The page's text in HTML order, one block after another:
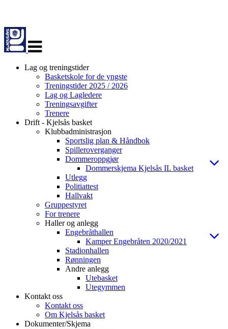
navigasjon
Lag og treningstider
Basketskole for de yngste
Treningstider 2025 / 2026
Lag og Lagledere
Treningsavgifter
Trenere
Drift - Kjelsås basket
Klubbadministrasjon
Sportslig plan & Håndbok
Spilleroverganger
Dommeroppgjør
Dommerskjema Kjelsås IL basket
Utlegg
Politiattest
Hallvakt
Gruppestyret
For trenere
Haller og anlegg
Engebråthallen
Kamper Engebråten 2020/2021
Stadionhallen
Rønningen
Andre anlegg
Utebasket
Utegymmen
Kontakt oss
Kontakt oss
Om Kjelsås basket
Dokumenter/Skjema